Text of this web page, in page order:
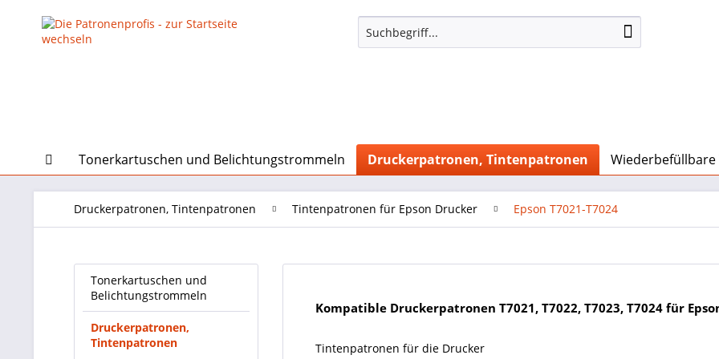
Tonerkartuschen und Belichtungstrommeln Druckerpatronen, Tintenpatronen
Druckerpatronen, Tintenpatronen Tintenpatronen für Epson Drucker Epson T7021-T7024
Tonerkartuschen und
Belichtungstrommeln
Druckerpatronen,
Tintenpatronen
Kompatible Druckerpatronen T7021, T7022, T7023, T7024 für
Tintenpatronen für die Drucker